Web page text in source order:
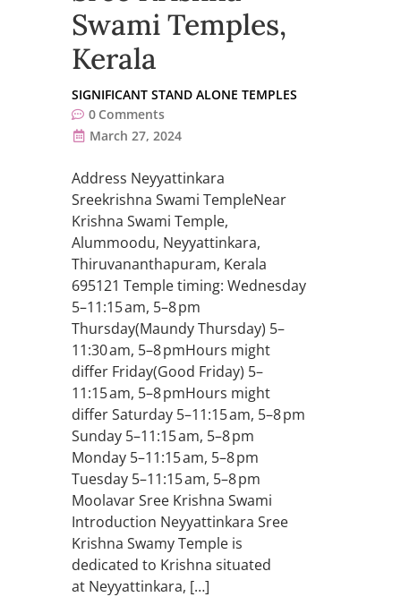
Swami Temples,
Kerala
SIGNIFICANT STAND ALONE TEMPLES
0 Comments
March 27, 2024
Address Neyyattinkara
Sreekrishna Swami TempleNear
Krishna Swami Temple,
Alummoodu, Neyyattinkara,
Thiruvananthapuram, Kerala
695121 Temple timing: Wednesday
5–11:15 am, 5–8 pm
Thursday(Maundy Thursday) 5–
11:30 am, 5–8 pmHours might
differ Friday(Good Friday) 5–
11:15 am, 5–8 pmHours might
differ Saturday 5–11:15 am, 5–8 pm
Sunday 5–11:15 am, 5–8 pm
Monday 5–11:15 am, 5–8 pm
Tuesday 5–11:15 am, 5–8 pm
Moolavar Sree Krishna Swami
Introduction Neyyattinkara Sree
Krishna Swamy Temple is
dedicated to Krishna situated
at Neyyattinkara, […]